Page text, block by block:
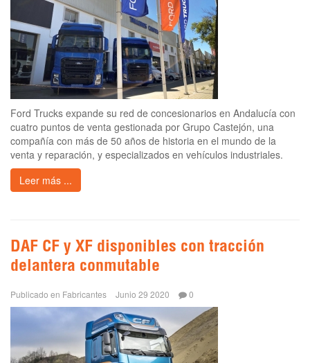
Ford Trucks expande su red de concesionarios en Andalucía con
cuatro puntos de venta gestionada por Grupo Castejón, una
compañía con más de 50 años de historia en el mundo de la
venta y reparación, y especializados en vehículos industriales.
Leer más ...
DAF CF y XF disponibles con tracción
delantera conmutable
Publicado en Fabricantes Junio 29 2020 0